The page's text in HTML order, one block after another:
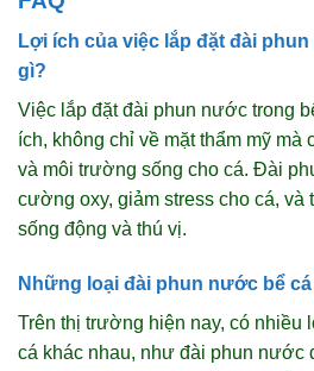
Lợi ích của việc lắp đặt đài
gì?
Việc lắp đặt đài phun nước trong
ích, không chỉ về mặt thẩm mỹ
và môi trường sống cho cá. Đài
cường oxy, giảm stress cho cá, và
sống động và thú vị.
Những loại đài phun nước bể
Trên thị trường hiện nay, có nhiều
cá khác nhau, như đài phun nước